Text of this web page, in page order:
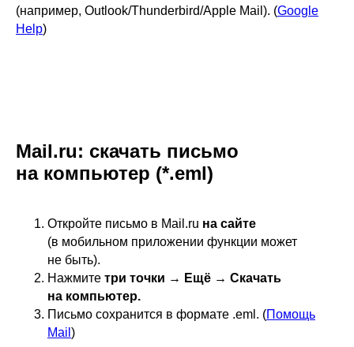
(например, Outlook/Thunderbird/Apple Mail). (Google
Help)
Mail.ru: скачать письмо
на компьютер (*.eml)
Откройте письмо в Mail.ru на сайте
(в мобильном приложении функции может
не быть).
Нажмите три точки → Ещё → Скачать
на компьютер.
Письмо сохранится в формате .eml. (Помощь
Mail )